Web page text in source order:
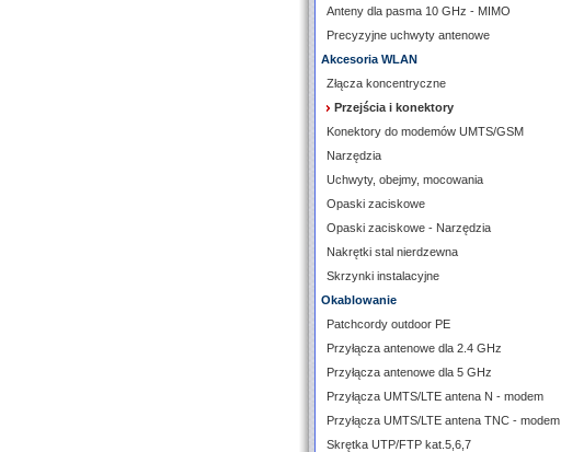
Anteny dla pasma 10 GHz - MIMO
Precyzyjne uchwyty antenowe
Akcesoria WLAN
Złącza koncentryczne
Przejścia i konektory
Konektory do modemów UMTS/GSM
Narzędzia
Uchwyty, obejmy, mocowania
Opaski zaciskowe
Opaski zaciskowe - Narzędzia
Nakrętki stal nierdzewna
Skrzynki instalacyjne
Okablowanie
Patchcordy outdoor PE
Przyłącza antenowe dla 2.4 GHz
Przyłącza antenowe dla 5 GHz
Przyłącza UMTS/LTE antena N - modem
Przyłącza UMTS/LTE antena TNC - modem
Skrętka UTP/FTP kat.5,6,7